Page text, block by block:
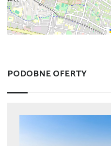
PODOBNE OFERTY